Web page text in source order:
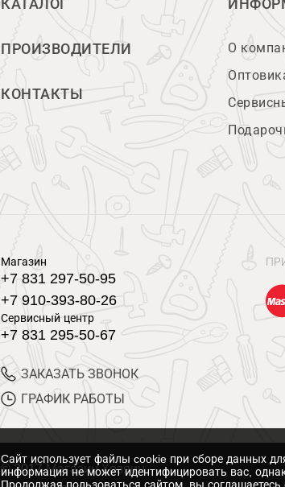
КАТАЛОГ
ПРОИЗВОДИТЕЛИ
КОНТАКТЫ
О
Магазин
+7 831 297-50-95
+7 910-393-80-26
Сервисный центр
+7 831 295-50-67
ЗАКАЗАТЬ ЗВОНОК
ГРАФИК РАБОТЫ
© 2017 Магазин Хозяин
Cайт использует файлы cookie при сборе данных
информация не может идентифицировать вас,